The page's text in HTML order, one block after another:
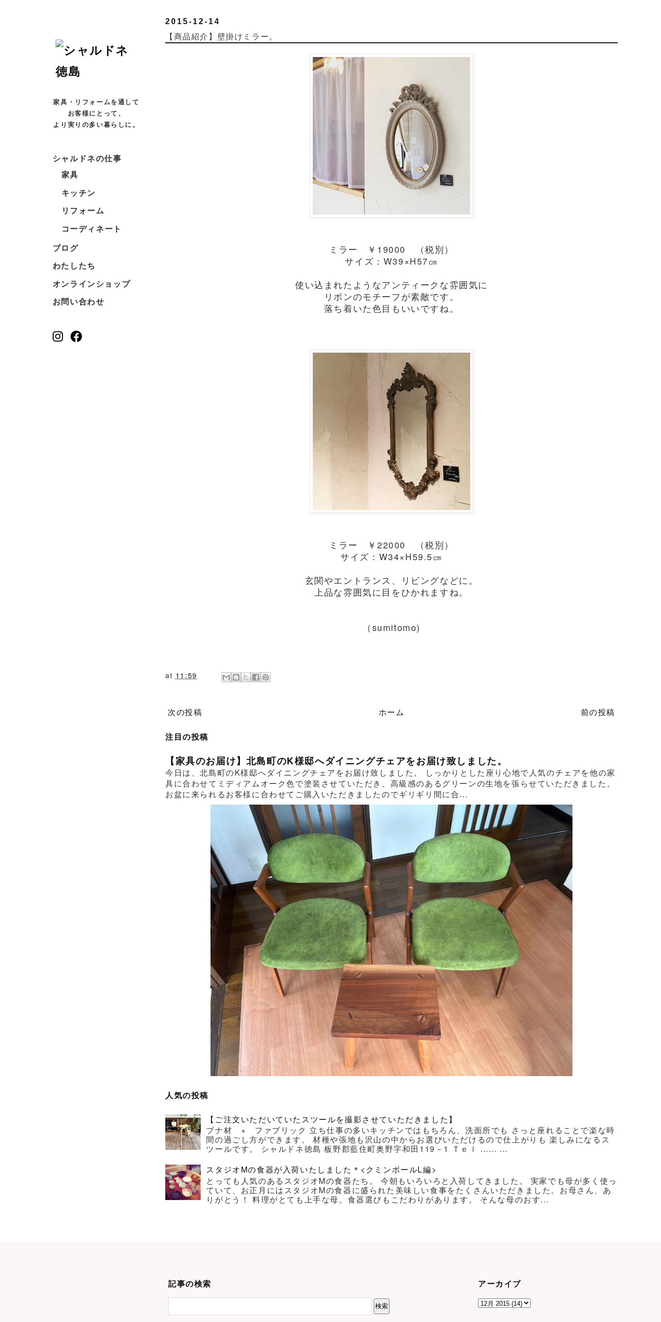
家具・リフォームを通して
お客様にとって、
より実りの多い暮らしに。
シャルドネの仕事
家具
キッチン
リフォーム
コーディネート
ブログ
わたしたち
オンラインショップ
お問い合わせ
2015-12-14
【商品紹介】壁掛けミラー。
ミラー ￥19000 （税別）
サイズ：W39×H57㎝
使い込まれたようなアンティークな雰囲気に
リボンのモチーフが素敵です。
落ち着いた色目もいいですね。
ミラー ￥22000 （税別）
サイズ：W34×H59.5㎝
玄関やエントランス、リビングなどに。
上品な雰囲気に目をひかれますね。
（sumitomo)
at 11:59
次の投稿 前の投稿
ホーム
注目の投稿
【家具のお届け】北島町のK様邸へダイニングチェアをお届け致しました。
今日は、北島町のK様邸へダイニングチェアをお届け致しました。 しっかりとした座り心地で人気のチェアを他の家
具に合わせてミディアムオーク色で塗装させていただき、高級感のあるグリーンの生地を張らせていただきました。
お盆に来られるお客様に合わせてご購入いただきましたのでギリギリ間に合...
人気の投稿
【ご注文いただいていたスツールを撮影させていただきました】
ブナ材 × ファブリック 立ち仕事の多いキッチンではもちろん、洗面所でも さっと座れることで楽な時
間の過ごし方ができます。 材種や張地も沢山の中からお選びいただけるので仕上がりも 楽しみになるス
ツールです。 シャルドネ徳島 板野郡藍住町奥野字和田119－1 Ｔｅｌ ...... ...
スタジオMの食器が入荷いたしました＊<クミンボールL編>
とっても人気のあるスタジオMの食器たち。 今朝もいろいろと入荷してきました。 実家でも母が多く使っ
ていて、お正月にはスタジオMの食器に盛られた美味しい食事をたくさんいただきました。お母さん、あ
りがとう！ 料理がとても上手な母。食器選びもこだわりがあります。 そんな母のおす...
記事の検索 アーカイブ